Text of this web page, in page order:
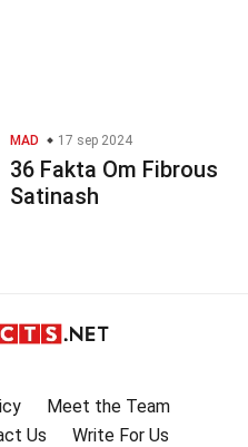
MAD 17 sep 2024
36 Fakta Om Fibrous
Satinash
Meet the Team
Us
Write For Us